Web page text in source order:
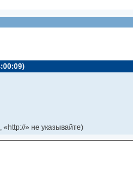
«http://» не указывайте)